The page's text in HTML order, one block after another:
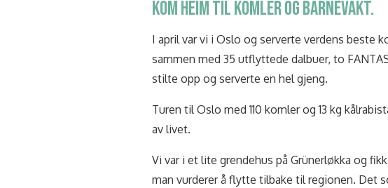
KOM HEIM TIL KOMLER OG BARNEVAKT.
I april var vi i Oslo og serverte verdens beste
sammen med 35 utflyttede dalbuer, to
stilte opp og serverte en hel gjeng.
Turen til Oslo med 110 komler og 13 kg
av livet.
Vi var i et lite grendehus på Grünerløkka og
man vurderer å flytte tilbake til regionen. Det